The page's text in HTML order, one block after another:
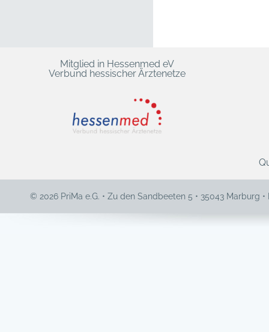
Mitglied in Hessenmed eV
Verbund hessischer Ärztenetze
© 2026 PriMa e.G. • Zu den Sandbeeten 5 • 35043 Marburg •